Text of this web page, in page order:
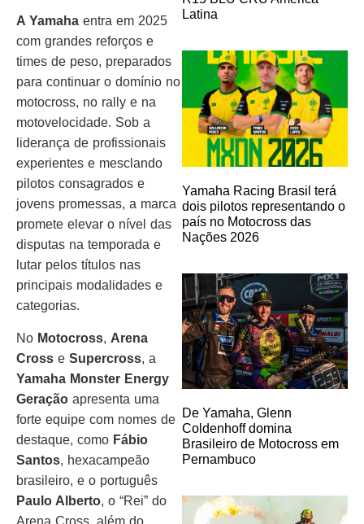
A Yamaha entra em 2025
com grandes reforços e
times de peso, preparados
para continuar o domínio no
motocross, no rally e na
motovelocidade. Sob a
liderança de profissionais
experientes e mesclando
pilotos consagrados e
jovens promessas, a marca
promete elevar o nível das
disputas na temporada e
lutar pelos títulos nas
principais modalidades e
categorias.
No Motocross, Arena
Cross e Supercross, a
Yamaha Monster Energy
Geração apresenta uma
forte equipe com nomes de
destaque, como Fábio
Santos, hexacampeão
brasileiro, e o português
Paulo Alberto, o “Rei” do
Arena Cross, além do
Latina
Yamaha Racing Brasil terá
dois pilotos representando o
país no Motocross das
Nações 2026
De Yamaha, Glenn
Coldenhoff domina
Brasileiro de Motocross em
Pernambuco